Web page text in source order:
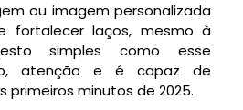
ou imagem personalizada
fortalecer laços, mesmo à
simples como esse
atenção e é capaz de
primeiros minutos de 2025.